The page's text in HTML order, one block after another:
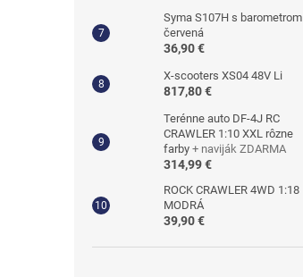
Syma S107H s barometrom
červená
36,90 €
X-scooters XS04 48V Li
817,80 €
Terénne auto DF-4J RC
CRAWLER 1:10 XXL rôzne
farby + naviják ZDARMA
314,99 €
ROCK CRAWLER 4WD 1:18
MODRÁ
39,90 €